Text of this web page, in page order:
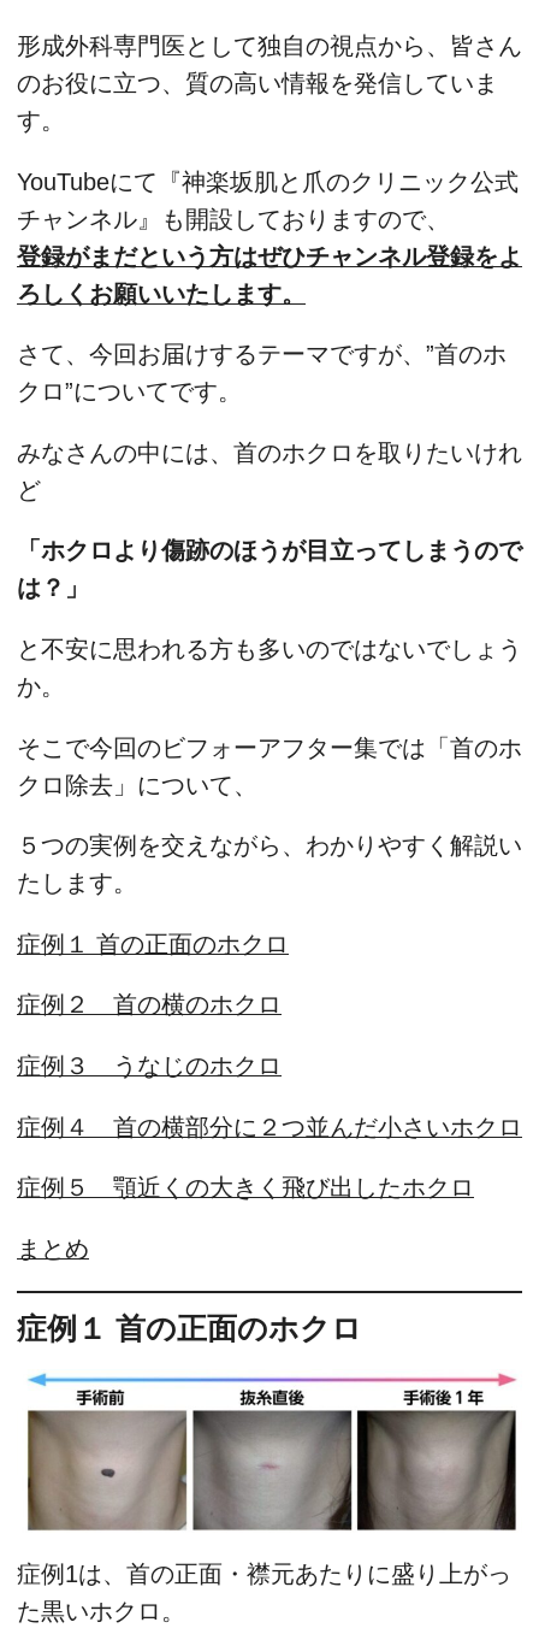
形成外科専門医として独自の視点から、皆さん
のお役に立つ、質の高い情報を発信していま
す。
YouTubeにて『神楽坂肌と爪のクリニック公式
チャンネル』も開設しておりますので、
登録がまだという方はぜひチャンネル登録をよ
ろしくお願いいたします。
さて、今回お届けするテーマですが、”首のホ
クロ”についてです。
みなさんの中には、首のホクロを取りたいけれ
ど
「ホクロより傷跡のほうが目立ってしまうので
は？」
と不安に思われる方も多いのではないでしょう
か。
そこで今回のビフォーアフター集では「首のホ
クロ除去」について、
５つの実例を交えながら、わかりやすく解説い
たします。
症例１ 首の正面のホクロ
症例２ 首の横のホクロ
症例３ うなじのホクロ
症例４ 首の横部分に２つ並んだ小さいホクロ
症例５ 顎近くの大きく飛び出したホクロ
まとめ
症例１ 首の正面のホクロ
症例1は、首の正面・襟元あたりに盛り上がっ
た黒いホクロ。